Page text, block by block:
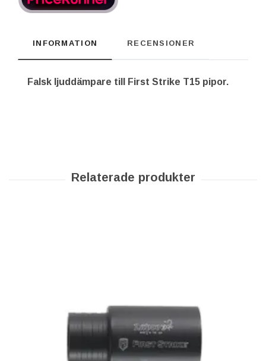
INFORMATION RECENSIONER
Falsk ljuddämpare till First Strike T15 pipor.